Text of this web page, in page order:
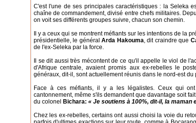
C'est l'une de ses principales caractéristiques : la Seleka
chaîne de commandement, divisé entre chefs militaires.
on voit ses différents groupes suivre, chacun son chemin.
Il y a ceux qui se montrent méfiants sur les intentions de la
présidentielle, le généralArda Hakouma, dit craindre que
de l'ex-Seleka par la force.
Il se dit aussi très mécontent de ce qu'il appelle le viol de
d'Afrique centrale, avaient promis aux ex-rebelles le
généraux, dit-il, sont actuellement réunis dans le nord-est
Face à ces méfiants, il y a les légalistes. Ceux qui
cantonnement, même s'ils demandent que davantage soit
du colonel
Bichara: « Je soutiens à 100%, dit-il, la maman
Chez les ex-rebelles, certains ont aussi choisi la voie du